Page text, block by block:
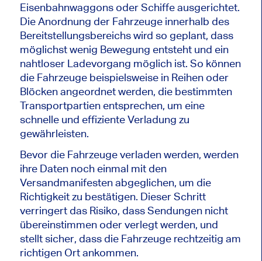
Eisenbahnwaggons oder Schiffe ausgerichtet.
Die Anordnung der Fahrzeuge innerhalb des
Bereitstellungsbereichs wird so geplant, dass
möglichst wenig Bewegung entsteht und ein
nahtloser Ladevorgang möglich ist. So können
die Fahrzeuge beispielsweise in Reihen oder
Blöcken angeordnet werden, die bestimmten
Transportpartien entsprechen, um eine
schnelle und effiziente Verladung zu
gewährleisten.
Bevor die Fahrzeuge verladen werden, werden
ihre Daten noch einmal mit den
Versandmanifesten abgeglichen, um die
Richtigkeit zu bestätigen. Dieser Schritt
verringert das Risiko, dass Sendungen nicht
übereinstimmen oder verlegt werden, und
stellt sicher, dass die Fahrzeuge rechtzeitig am
richtigen Ort ankommen.